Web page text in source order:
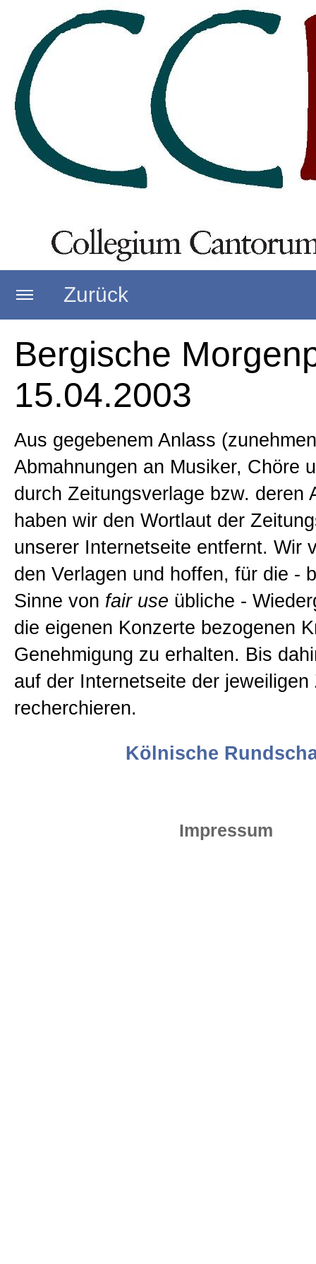
Zurück
Startseite
1992/93
1994
1995
1996
1997
1998
1999
Bergische
15.04.2003
Aus gegebenem Anlass
Abmahnungen an Musiker, Chöre
durch Zeitungsverlage bzw. deren
haben wir den Wortlaut der
unserer Internetseite entfernt. Wir
den Verlagen und hoffen, für die -
Sinne von fair use übliche -
die eigenen Konzerte bezogenen
Genehmigung zu erhalten. Bis
auf der Internetseite der jeweiligen
recherchieren.
Kölnische
Impressum